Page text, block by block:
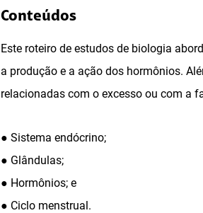
Conteúdos
Este roteiro de estudos de biologia
a produção e a ação dos hormônios.
relacionadas com o excesso ou com a
● Sistema endócrino;
● Glândulas;
● Hormônios; e
● Ciclo menstrual.